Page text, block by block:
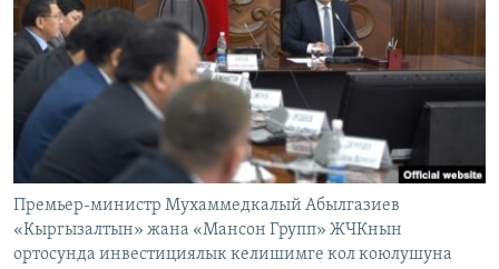
ЭЖЕ-СИҢДИЛЕР
АЗАТТЫК+
ЫҢГАЙСЫЗ СУРООЛОР
ОНЛАЙН ШЕРИНЕ
ЭЕ/АРнун бардык сайттары
Премьер-министр Мухаммедкалый Абылгазиев
«Кыргызалтын» жана «Мансон Групп» ЖЧКнын
ортосунда инвестициялык келишимге кол коюлушуна